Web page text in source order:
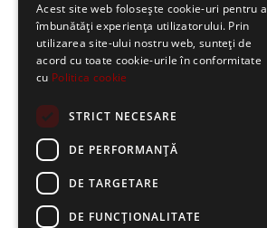
Acest site web folosește cookie-uri pentru a
îmbunătăți experiența utilizatorului. Prin
utilizarea site-ului nostru web, sunteți de
acord cu toate cookie-urile în conformitate
cu Politica cookie
STRICT NECESARE
DE PERFORMANȚĂ
DE TARGETARE
DE FUNCŢIONALITATE